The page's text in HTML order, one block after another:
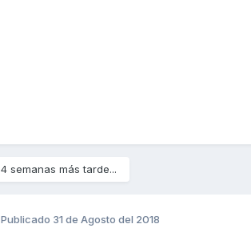
4 semanas más tarde...
Publicado 31 de Agosto del 2018